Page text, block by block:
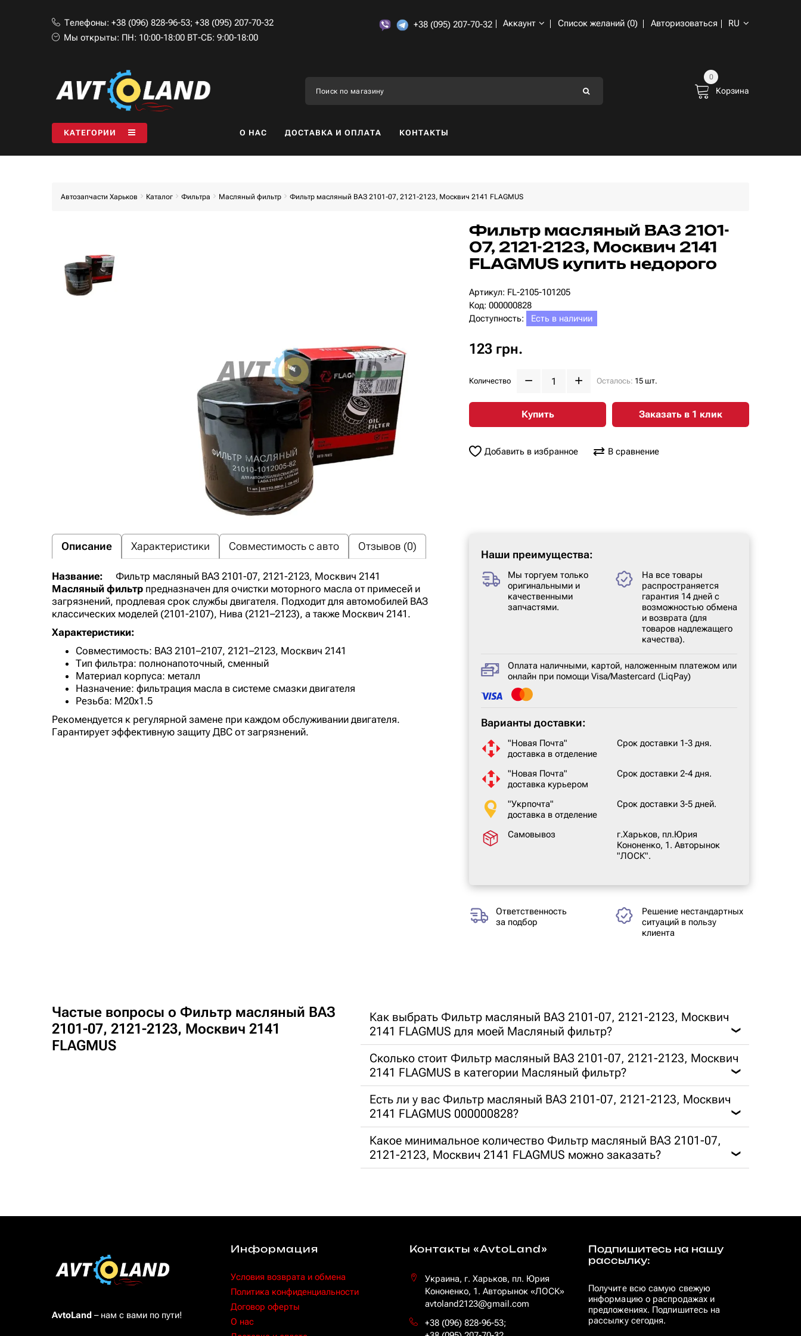
Телефоны: +38 (096) 828-96-53; +38 (095) 207-70-32
Мы открыты: ПН: 10:00-18:00 ВТ-СБ: 9:00-18:00
+38 (095) 207-70-32 Аккаунт Список желаний (0) Авторизоваться RU
Корзина
0
КАТЕГОРИИ O НАС ДОСТАВКА И ОПЛАТА КОНТАКТЫ
Автозапчасти Харьков Каталог Фильтра Масляный фильтр Фильтр масляный ВАЗ 2101-07, 2121-2123, Москвич 2141 FLAGMUS
Фильтр масляный ВАЗ 2101-
07, 2121-2123, Москвич 2141
FLAGMUS купить недорого
Артикул: FL-2105-101205
Код: 000000828
Доступность:
Есть в наличии
123 грн.
Количество Осталось: 15 шт.
Купить Заказать в 1 клик
Добавить в избранное В сравнение
Описание Характеристики Совместимость с авто Отзывов (0)
Название:
Фильтр масляный ВАЗ 2101-07, 2121-2123, Москвич 2141
Масляный фильтр предназначен для очистки моторного масла от примесей и
загрязнений, продлевая срок службы двигателя. Подходит для автомобилей ВАЗ
классических моделей (2101-2107), Нива (2121–2123), а также Москвич 2141.
Характеристики:
Совместимость: ВАЗ 2101–2107, 2121–2123, Москвич 2141
Тип фильтра: полнонапоточный, сменный
Материал корпуса: металл
Назначение: фильтрация масла в системе смазки двигателя
Резьба: M20x1.5
Рекомендуется к регулярной замене при каждом обслуживании двигателя.
Гарантирует эффективную защиту ДВС от загрязнений.
Наши преимущества:
Мы торгуем только
оригинальными и
качественными
запчастями.
На все товары
распространяется
гарантия 14 дней с
возможностью обмена
и возврата (для
товаров надлежащего
качества).
Оплата наличными, картой, наложенным платежом или
онлайн при помощи Visa/Mastercard (LiqPay)
Варианты доставки:
"Новая Почта"
доставка в отделение
Срок доставки 1-3 дня.
"Новая Почта"
доставка курьером
Срок доставки 2-4 дня.
"Укрпочта"
доставка в отделение
Срок доставки 3-5 дней.
Самовывоз
г.Харьков, пл.Юрия
Кононенко, 1. Авторынок
"ЛОСК".
Ответственность
за подбор
Решение нестандартных
ситуаций в пользу
клиента
Частые вопросы о Фильтр масляный ВАЗ
2101-07, 2121-2123, Москвич 2141
FLAGMUS
Как выбрать Фильтр масляный ВАЗ 2101-07, 2121-2123, Москвич
2141 FLAGMUS для моей Масляный фильтр?
❯
Сколько стоит Фильтр масляный ВАЗ 2101-07, 2121-2123, Москвич
2141 FLAGMUS в категории Масляный фильтр?
❯
Есть ли у вас Фильтр масляный ВАЗ 2101-07, 2121-2123, Москвич
2141 FLAGMUS 000000828?
❯
Какое минимальное количество Фильтр масляный ВАЗ 2101-07,
2121-2123, Москвич 2141 FLAGMUS можно заказать?
❯
AvtoLand – нам с вами по пути!
Информация
Условия возврата и обмена
Политика конфиденциальности
Договор оферты
O нас
Контакты «AvtoLand»
Украина, г. Харьков, пл. Юрия
Кононенко, 1. Авторынок «ЛОСК»
avtoland2123@gmail.com
+38 (096) 828-96-53;
Подпишитесь на нашу
рассылку:
Получите всю самую свежую
информацию о распродажах и
предложениях. Подпишитесь на
рассылку сегодня.